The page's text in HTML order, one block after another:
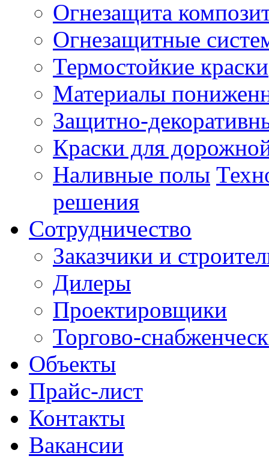
Огнезащита
Огнезащитные
Термостойкие краски
Материалы
Защитно-
Краски для
Наливные полы
решения
Сотрудничество
Заказчики и
Дилеры
Проектировщики
Торгово-
Объекты
Прайс-лист
Контакты
Вакансии